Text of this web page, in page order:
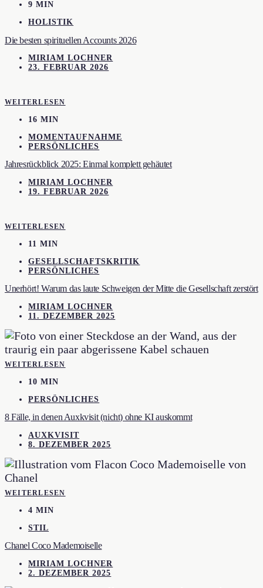
9 MIN
HOLISTIK
Die besten spirituellen Accounts 2026
MIRIAM LOCHNER
23. FEBRUAR 2026
WEITERLESEN
16 MIN
MOMENTAUFNAHME
PERSÖNLICHES
Jahresrückblick 2025: Einmal komplett gehäutet
MIRIAM LOCHNER
19. FEBRUAR 2026
WEITERLESEN
11 MIN
GESELLSCHAFTSKRITIK
PERSÖNLICHES
Unerhört! Warum das laute Schweigen der Mitte die Gesellschaft zerstört
MIRIAM LOCHNER
11. DEZEMBER 2025
WEITERLESEN
10 MIN
PERSÖNLICHES
8 Fälle, in denen Auxkvisit (nicht) ohne KI auskommt
AUXKVISIT
8. DEZEMBER 2025
WEITERLESEN
4 MIN
STIL
Chanel Coco Mademoiselle
MIRIAM LOCHNER
2. DEZEMBER 2025